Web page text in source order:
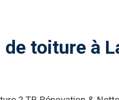
toiture à